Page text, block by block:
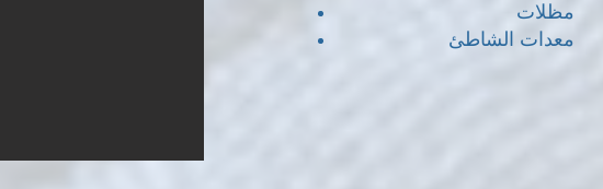
مظلات
معدات الشاطئ